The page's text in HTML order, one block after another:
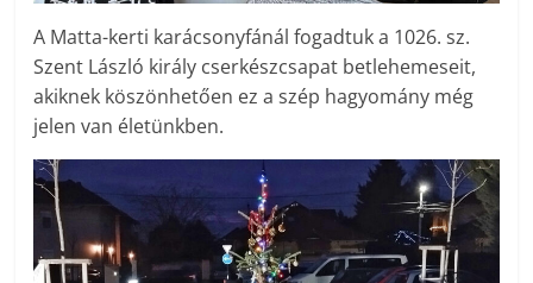
A Matta-kerti karácsonyfánál fogadtuk a 1026. sz.
Szent László király cserkészcsapat betlehemeseit,
akiknek köszönhetően ez a szép hagyomány még
jelen van életünkben.